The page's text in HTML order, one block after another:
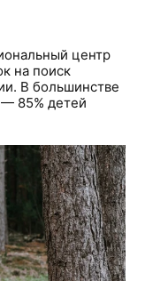
центр
на поиск
В большинстве
— 85% детей